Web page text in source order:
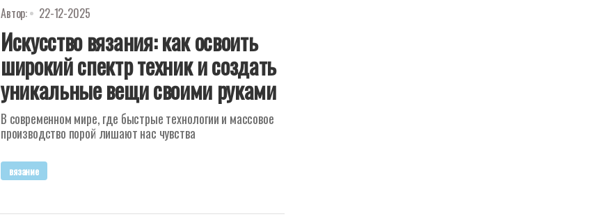
Автор: 22-12-2025
Искусство вязания: как освоить
широкий спектр техник и создать
уникальные вещи своими руками
В современном мире, где быстрые технологии и массовое
производство порой лишают нас чувства
вязание